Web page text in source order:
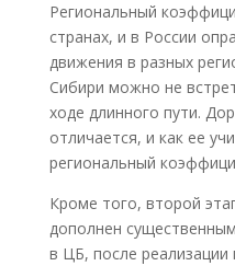
Региональный
странах, и в России
движения в разных
Сибири можно не
ходе длинного пути.
отличается, и как ее
региональный
Кроме того, второй
дополнен
в ЦБ, после реализации